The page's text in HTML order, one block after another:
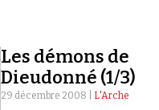
Les démons de
Dieudonné (1/3)
29 décembre 2008 | L'Arche